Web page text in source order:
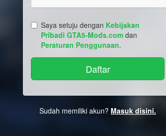
Saya setuju dengan Kebijakan
Pribadi GTA5-Mods.com dan
Peraturan Penggunaan.
Sudah memiliki akun? Masuk disini.